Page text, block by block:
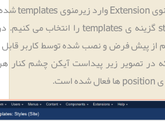
مجددا از منوی Extension وارد زیرمنوی templates شده و این بار به
جای گزینه ی style گزینه ی templates را انتخاب می کنیم. در این صفحه
و نصب شده توسط کاربر قابل مشاهده می
پیداست آیکن چشم کنار هر قالب جهت